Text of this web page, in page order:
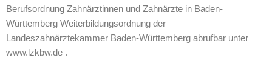
Berufsordnung Zahnärztinnen und Zahnärzte in Baden-
Württemberg Weiterbildungsordnung der
Landeszahnärztekammer Baden-Württemberg abrufbar unter
www.lzkbw.de .